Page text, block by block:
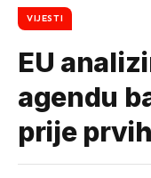
VIJESTI
EU
agendu
prije